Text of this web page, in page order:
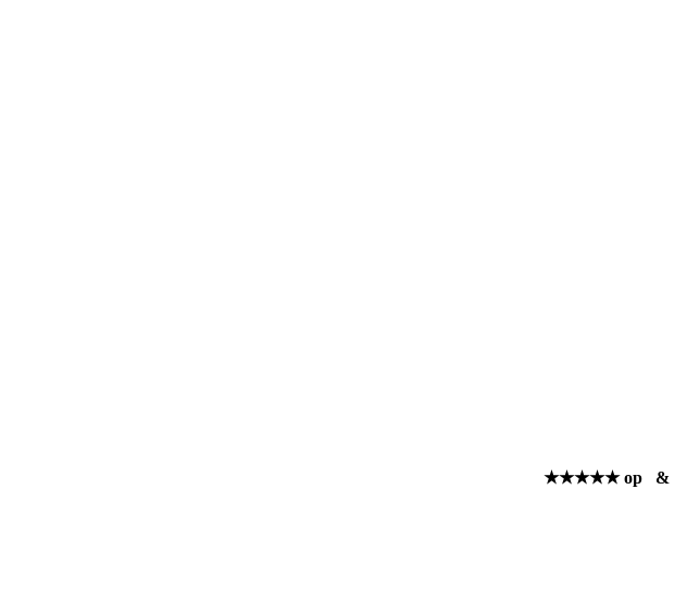
★★★★★ op
&